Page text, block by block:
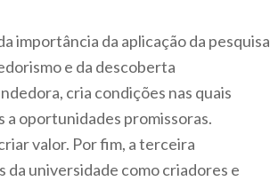
importância da aplicação da pesquisa
e da descoberta
cria condições nas quais
a oportunidades promissoras.
valor. Por fim, a terceira
da universidade como criadores e